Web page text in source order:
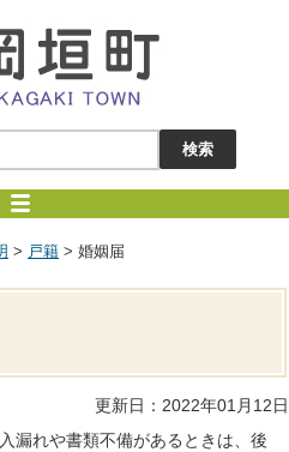
> 戸籍 > 婚姻届
更新日：2022年01月12日
漏れや書類不備があるときは、後